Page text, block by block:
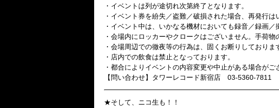
・イベントは列が途切れ次第終了となります。
・イベント券を紛失／盗難／破損された場合、再発行は
・イベント中は、いかなる機材においても録音／録画／
・会場内にロッカーやクロークはございません。手荷物
・会場周辺での徹夜等の行為は、固くお断りしておりま
・店内での飲食は禁止となっております。
・都合によりイベントの内容変更や中止がある場合がご
【問い合わせ】タワーレコード新宿店 03-5360-7811
★そして、ニコ生も！！